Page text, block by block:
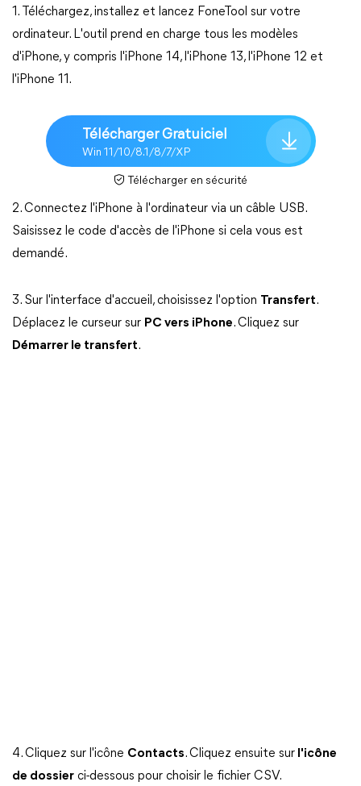
1. Téléchargez, installez et lancez FoneTool sur votre
ordinateur. L'outil prend en charge tous les modèles
d'iPhone, y compris l'iPhone 14, l'iPhone 13, l'iPhone 12 et
l'iPhone 11.
Télécharger Gratuiciel
Win 11/10/8.1/8/7/XP
Télécharger en sécurité
2. Connectez l'iPhone à l'ordinateur via un câble USB.
Saisissez le code d'accès de l'iPhone si cela vous est
demandé.
3. Sur l'interface d'accueil, choisissez l'option Transfert.
Déplacez le curseur sur PC vers iPhone. Cliquez sur
Démarrer le transfert.
4. Cliquez sur l'icône Contacts. Cliquez ensuite sur l'icône
de dossier ci-dessous pour choisir le fichier CSV.